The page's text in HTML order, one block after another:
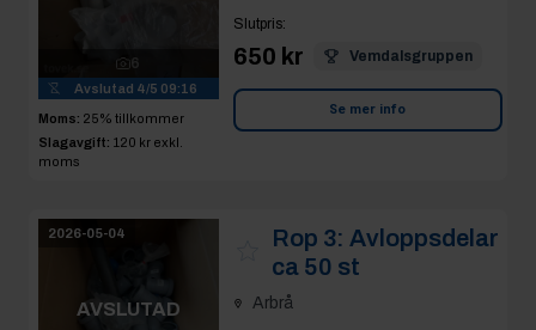
6
Avslutad 4/5 09:16
Moms: 25% tillkommer
Slagavgift: 120 kr exkl.
moms
Slutpris:
650 kr Vemdalsgruppen
Se mer info
2026-05-04
AVSLUTAD
Rop 3: Avloppsdelar
ca 50 st
Arbrå